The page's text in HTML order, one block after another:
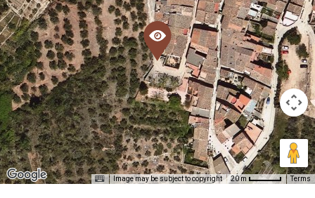
Image may be subject to copyright 20 m Terms